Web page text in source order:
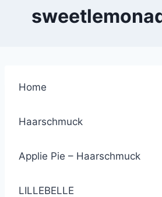
Home
Haarschmuck
Applie Pie – Haarschmuck
LILLEBELLE